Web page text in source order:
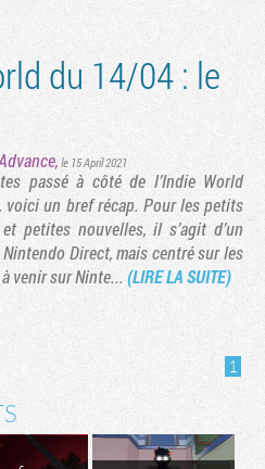
du 14/04 : le
, le 15 April 2021
passé à côté de l’Indie World
voici un bref récap. Pour les petits
petites nouvelles, il s’agit d’un
Direct, mais centré sur les
venir sur Ninte...(LIRE LA SUITE)
1